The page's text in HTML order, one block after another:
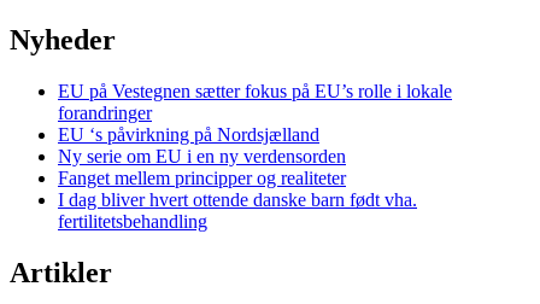
Nyheder
EU på Vestegnen sætter fokus på EU’s rolle i lokale
forandringer
EU ‘s påvirkning på Nordsjælland
Ny serie om EU i en ny verdensorden
Fanget mellem principper og realiteter
I dag bliver hvert ottende danske barn født vha.
fertilitetsbehandling
Artikler